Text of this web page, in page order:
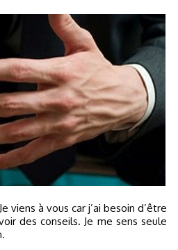
des conseils. Je me sens seule